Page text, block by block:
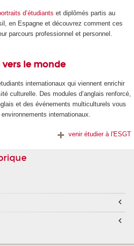
d’étudiants et diplômés partis au
en Espagne et découvrez comment ces
parcours professionnel et personnel.
le monde
internationaux qui viennent enrichir
culturelle. Des modules d’anglais renforcé,
et des événements multiculturels vous
internationaux.
venir étudier à l'ESGT